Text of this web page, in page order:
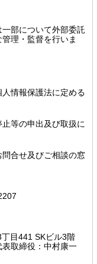
部について外部委託
理・監督を行いま
情報保護法に定める
等の申出及び取扱に
合せ及びご相談の窓
目441 SKビル3階
締役：中村康一